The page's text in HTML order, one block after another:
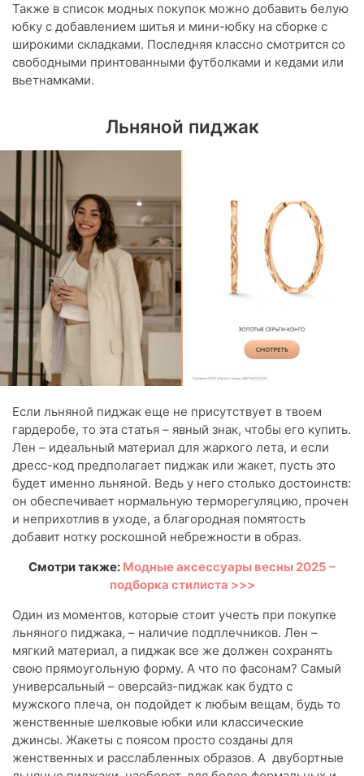
Также в список модных покупок можно добавить белую
юбку с добавлением шитья и мини-юбку на сборке с
широкими складками. Последняя классно смотрится со
свободными принтованными футболками и кедами или
вьетнамками.
Льняной пиджак
Если льняной пиджак еще не присутствует в твоем
гардеробе, то эта статья – явный знак, чтобы его купить.
Лен – идеальный материал для жаркого лета, и если
дресс-код предполагает пиджак или жакет, пусть это
будет именно льняной. Ведь у него столько достоинств:
он обеспечивает нормальную терморегуляцию, прочен
и неприхотлив в уходе, а благородная помятость
добавит нотку роскошной небрежности в образ.
Смотри также: Модные аксессуары весны 2025 –
подборка стилиста >>>
Один из моментов, которые стоит учесть при покупке
льняного пиджака, – наличие подплечников. Лен –
мягкий материал, а пиджак все же должен сохранять
свою прямоугольную форму. А что по фасонам? Самый
универсальный – оверсайз-пиджак как будто с
мужского плеча, он подойдет к любым вещам, будь то
женственные шелковые юбки или классические
джинсы. Жакеты с поясом просто созданы для
женственных и расслабленных образов. А двубортные